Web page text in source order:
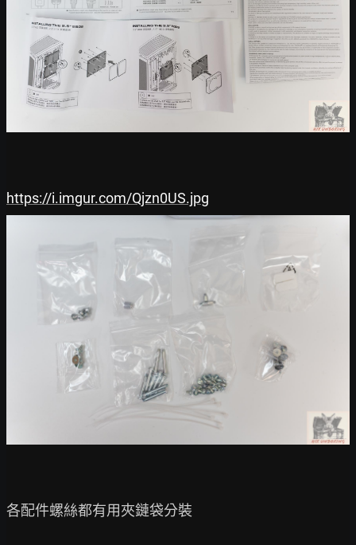
https://i.imgur.com/Qjzn0US.jpg
各配件螺絲都有用夾鏈袋分裝